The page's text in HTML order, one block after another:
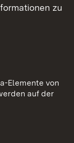
zu
Elemente von
auf der